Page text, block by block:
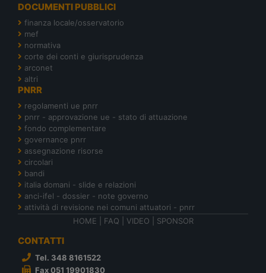
DOCUMENTI PUBBLICI
finanza locale/osservatorio
mef
normativa
corte dei conti e giurisprudenza
arconet
altri
PNRR
regolamenti ue pnrr
pnrr - approvazione ue - stato di attuazione
fondo complementare
governance pnrr
assegnazione risorse
circolari
bandi
italia domani - slide e relazioni
anci-ifel - dossier - note governo
attività di revisione nei comuni attuatori - pnrr
HOME
FAQ VIDEO SPONSOR
CONTATTI
Tel. 348 8161522
Fax 051 19901830